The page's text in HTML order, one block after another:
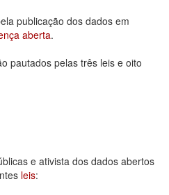
publicação dos dados em
aberta.
pautados pelas três leis e oito
e ativista dos dados abertos
leis: